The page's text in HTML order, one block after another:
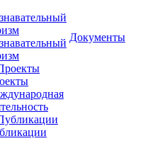
Документы